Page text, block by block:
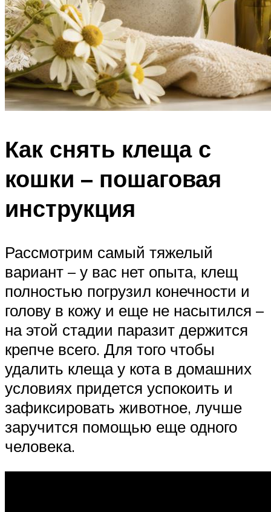
Как снять клеща с
кошки – пошаговая
инструкция
Рассмотрим самый тяжелый
вариант – у вас нет опыта, клещ
полностью погрузил конечности и
голову в кожу и еще не насытился –
на этой стадии паразит держится
крепче всего. Для того чтобы
удалить клеща у кота в домашних
условиях придется успокоить и
зафиксировать животное, лучше
заручится помощью еще одного
человека.